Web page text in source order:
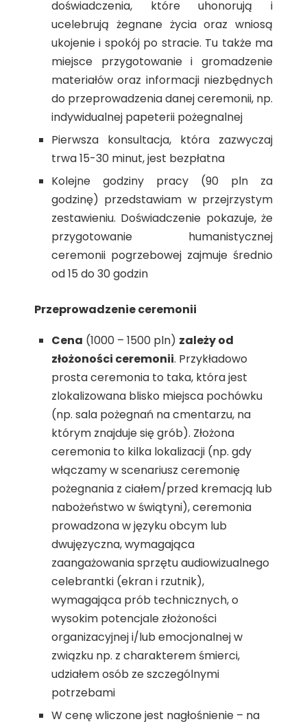
doświadczenia, które uhonorują i
ucelebrują żegnane życia oraz wniosą
ukojenie i spokój po stracie. Tu także ma
miejsce przygotowanie i gromadzenie
materiałów oraz informacji niezbędnych
do przeprowadzenia danej ceremonii, np.
indywidualnej papeterii pożegnalnej
Pierwsza konsultacja, która zazwyczaj
trwa 15-30 minut, jest bezpłatna
Kolejne godziny pracy (90 pln za
godzinę) przedstawiam w przejrzystym
zestawieniu. Doświadczenie pokazuje, że
przygotowanie humanistycznej
ceremonii pogrzebowej zajmuje średnio
od 15 do 30 godzin
Przeprowadzenie ceremonii
Cena (1000 – 1500 pln) zależy od
złożoności ceremonii. Przykładowo
prosta ceremonia to taka, która jest
zlokalizowana blisko miejsca pochówku
(np. sala pożegnań na cmentarzu, na
którym znajduje się grób). Złożona
ceremonia to kilka lokalizacji (np. gdy
włączamy w scenariusz ceremonię
pożegnania z ciałem/przed kremacją lub
nabożeństwo w świątyni), ceremonia
prowadzona w języku obcym lub
dwujęzyczna, wymagająca
zaangażowania sprzętu audiowizualnego
celebrantki (ekran i rzutnik),
wymagająca prób technicznych, o
wysokim potencjale złożoności
organizacyjnej i/lub emocjonalnej w
związku np. z charakterem śmierci,
udziałem osób ze szczególnymi
potrzebami
W cenę wliczone jest nagłośnienie – na